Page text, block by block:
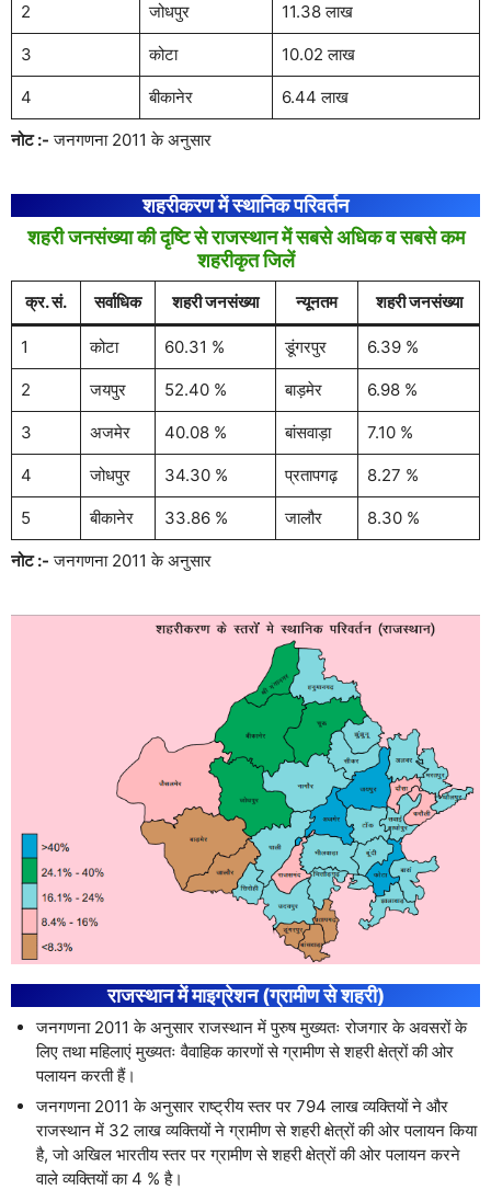
2 जोधपुर 11.38 लाख
3 कोटा 10.02 लाख
4 बीकानेर 6.44 लाख
नोट :- जनगणना 2011 के अनुसार
शहरीकरण में स्थानिक परिवर्तन
शहरी जनसंख्या की दृष्टि से राजस्थान में सबसे अधिक व सबसे कम
शहरीकृत जिलें
क्र. सं. सर्वाधिक शहरी जनसंख्या न्यूनतम शहरी जनसंख्या
1 कोटा 60.31 % डूंगरपुर 6.39 %
2 जयपुर 52.40 % बाड़मेर 6.98 %
3 अजमेर 40.08 % बांसवाड़ा 7.10 %
4 जोधपुर 34.30 % प्रतापगढ़ 8.27 %
5 बीकानेर 33.86 % जालौर 8.30 %
नोट :- जनगणना 2011 के अनुसार
राजस्थान में माइग्रेशन (ग्रामीण से शहरी)
जनगणना 2011 के अनुसार राजस्थान में पुरुष मुख्यतः रोजगार के अवसरों के
लिए तथा महिलाएं मुख्यतः वैवाहिक कारणों से ग्रामीण से शहरी क्षेत्रों की ओर
पलायन करती हैं।
जनगणना 2011 के अनुसार राष्ट्रीय स्तर पर 794 लाख व्यक्तियों ने और
राजस्थान में 32 लाख व्यक्तियों ने ग्रामीण से शहरी क्षेत्रों की ओर पलायन किया
है, जो अखिल भारतीय स्तर पर ग्रामीण से शहरी क्षेत्रों की ओर पलायन करने
वाले व्यक्तियों का 4 % है।